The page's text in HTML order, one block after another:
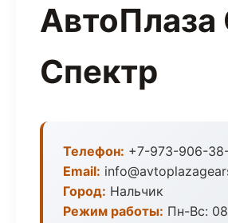
АвтоПлаза
Спектр
Телефон: +7-973-906-
Email:
Город: Нальчик
Режим работы: Пн-Вс: